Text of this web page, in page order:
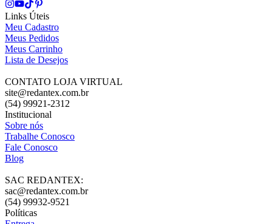
Links Úteis
Meu Cadastro
Meus Pedidos
Meus Carrinho
Lista de Desejos
CONTATO LOJA VIRTUAL
site@redantex.com.br
(54) 99921-2312
Institucional
Sobre nós
Trabalhe Conosco
Fale Conosco
Blog
SAC REDANTEX:
sac@redantex.com.br
(54) 99932-9521
Políticas